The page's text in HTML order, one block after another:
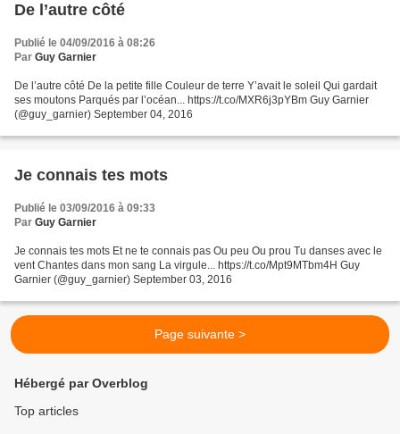
De l’autre côté
Publié le 04/09/2016 à 08:26
Par Guy Garnier
De l’autre côté De la petite fille Couleur de terre Y’avait le soleil Qui gardait
ses moutons Parqués par l’océan... https://t.co/MXR6j3pYBm Guy Garnier
(@guy_garnier) September 04, 2016
Je connais tes mots
Publié le 03/09/2016 à 09:33
Par Guy Garnier
Je connais tes mots Et ne te connais pas Ou peu Ou prou Tu danses avec le
vent Chantes dans mon sang La virgule... https://t.co/Mpt9MTbm4H Guy
Garnier (@guy_garnier) September 03, 2016
Page suivante >
Hébergé par Overblog
Top articles